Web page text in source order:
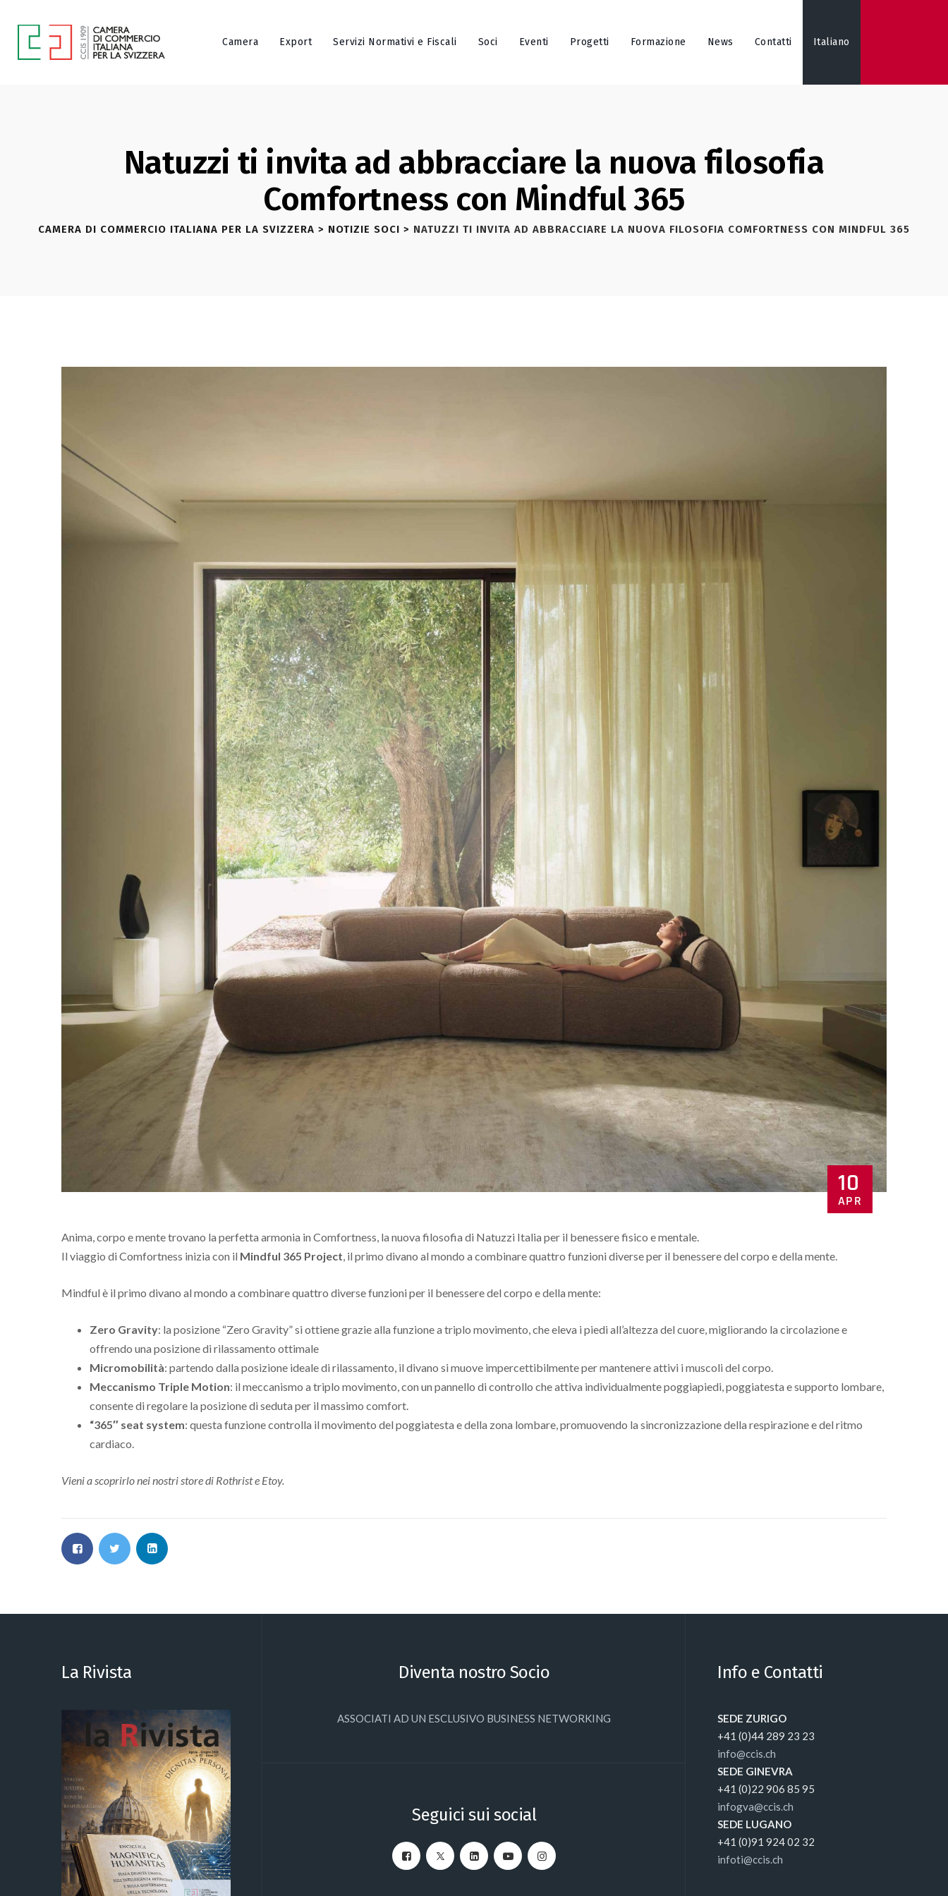
Camera Export Servizi Normativi e Fiscali Soci Eventi Progetti Formazione News Contatti Italiano
Natuzzi ti invita ad abbracciare la nuova filosofia
Comfortness con Mindful 365
CAMERA DI COMMERCIO ITALIANA PER LA SVIZZERA > NOTIZIE SOCI > NATUZZI TI INVITA AD ABBRACCIARE LA NUOVA FILOSOFIA COMFORTNESS CON MINDFUL 365
10
APR
Anima, corpo e mente trovano la perfetta armonia in Comfortness, la nuova filosofia di Natuzzi Italia per il benessere fisico e mentale.
Il viaggio di Comfortness inizia con il Mindful 365 Project, il primo divano al mondo a combinare quattro funzioni diverse per il benessere del corpo e della mente.
Mindful è il primo divano al mondo a combinare quattro diverse funzioni per il benessere del corpo e della mente:
Zero Gravity: la posizione “Zero Gravity” si ottiene grazie alla funzione a triplo movimento, che eleva i piedi all’altezza del cuore, migliorando la circolazione e
offrendo una posizione di rilassamento ottimale
Micromobilità: partendo dalla posizione ideale di rilassamento, il divano si muove impercettibilmente per mantenere attivi i muscoli del corpo.
Meccanismo Triple Motion: il meccanismo a triplo movimento, con un pannello di controllo che attiva individualmente poggiapiedi, poggiatesta e supporto lombare,
consente di regolare la posizione di seduta per il massimo comfort.
“365″ seat system: questa funzione controlla il movimento del poggiatesta e della zona lombare, promuovendo la sincronizzazione della respirazione e del ritmo
cardiaco.
Vieni a scoprirlo nei nostri store di Rothrist e Etoy.
La Rivista Diventa nostro Socio
ASSOCIATI AD UN ESCLUSIVO BUSINESS NETWORKING
Seguici sui social
Info e Contatti
SEDE ZURIGO
+41 (0)44 289 23 23
info@ccis.ch
SEDE GINEVRA
+41 (0)22 906 85 95
infogva@ccis.ch
SEDE LUGANO
+41 (0)91 924 02 32
infoti@ccis.ch